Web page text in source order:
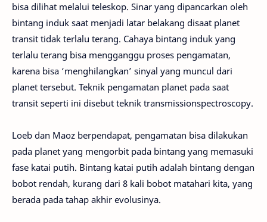
bisa dilihat melalui teleskop. Sinar yang dipancarkan oleh
bintang induk saat menjadi latar belakang disaat planet
transit tidak terlalu terang. Cahaya bintang induk yang
terlalu terang bisa mengganggu proses pengamatan,
karena bisa ‘menghilangkan’ sinyal yang muncul dari
planet tersebut. Teknik pengamatan planet pada saat
transit seperti ini disebut teknik transmissionspectroscopy.
Loeb dan Maoz berpendapat, pengamatan bisa dilakukan
pada planet yang mengorbit pada bintang yang memasuki
fase katai putih. Bintang katai putih adalah bintang dengan
bobot rendah, kurang dari 8 kali bobot matahari kita, yang
berada pada tahap akhir evolusinya.